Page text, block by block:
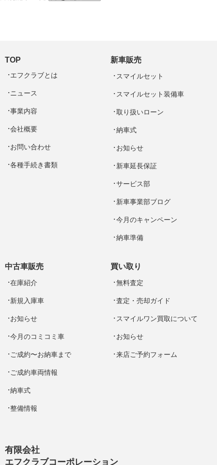
有限会社
エフクラブコーポレーション
TOP
エフクラブとは
ニュース
事業内容
会社概要
お問い合わせ
各種手続き書類
新車販売
スマイルセット
スマイルセット装備車
取り扱いローン
納車式
お知らせ
新車延長保証
サービス部
新車事業部ブログ
今月のキャンペーン
納車準備
中古車販売
在庫紹介
新規入庫車
お知らせ
今月のコミコミ車
ご成約〜お納車まで
ご成約車両情報
納車式
整備情報
買い取り
無料査定
査定・売却ガイド
スマイルワン買取について
お知らせ
来店ご予約フォーム